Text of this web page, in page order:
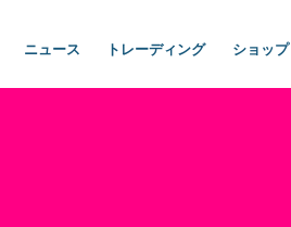
ニュース トレーディング ショップ